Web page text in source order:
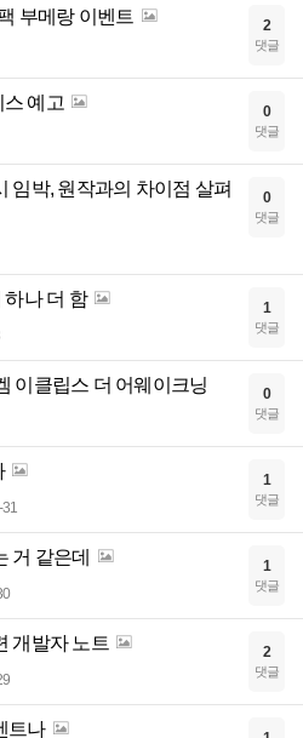
부메랑 이벤트 2
댓글
예고 0
댓글
임박, 원작과의 차이점 살펴
0
댓글
하나 더 함 1
댓글
이클립스 더 어웨이크닝 0
댓글
1
댓글
거 같은데 1
댓글
개발자 노트 2
댓글
트나